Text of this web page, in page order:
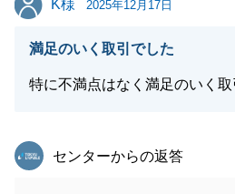
K様 2025年12月17日
満足のいく取引でした
特に不満点はなく満足のいく取
東急リバブル
センターからの返答